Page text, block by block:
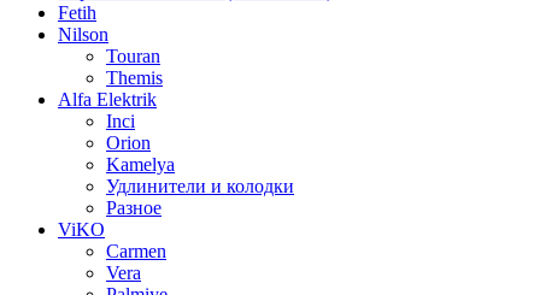
Fetih
Nilson
Touran
Themis
Alfa Elektrik
Inci
Orion
Kamelya
Удлинители и колодки
Разное
ViKO
Carmen
Vera